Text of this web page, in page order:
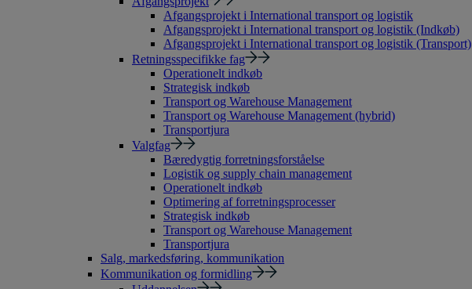
Afgangsprojekt i International transport og logistik
Afgangsprojekt i International transport og logistik (Indkøb)
Afgangsprojekt i International transport og logistik (Transport)
Retningsspecifikke fag
Operationelt indkøb
Strategisk indkøb
Transport og Warehouse Management
Transport og Warehouse Management (hybrid)
Transportjura
Valgfag
Bæredygtig forretningsforståelse
Logistik og supply chain management
Operationelt indkøb
Optimering af forretningsprocesser
Strategisk indkøb
Transport og Warehouse Management
Transportjura
Salg, markedsføring, kommunikation
Kommunikation og formidling